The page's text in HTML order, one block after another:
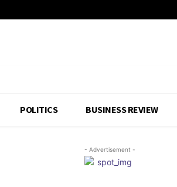
POLITICS BUSINESS REVIEW
- Advertisement -